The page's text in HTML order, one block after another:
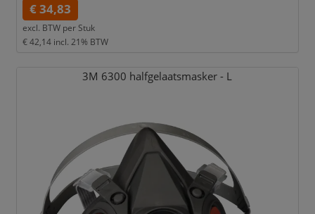
€ 34,83
excl. BTW per Stuk
€ 42,14 incl. 21% BTW
3M 6300 halfgelaatsmasker - L